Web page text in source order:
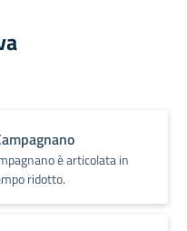
è articolata in
ridotto.